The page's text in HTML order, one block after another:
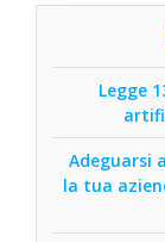
Legge
Adeguarsi
la tua